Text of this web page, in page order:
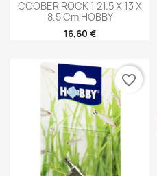
COOBER ROCK 1 21.5 X 13 X
8.5 Cm HOBBY
16,60 €
favorite_border